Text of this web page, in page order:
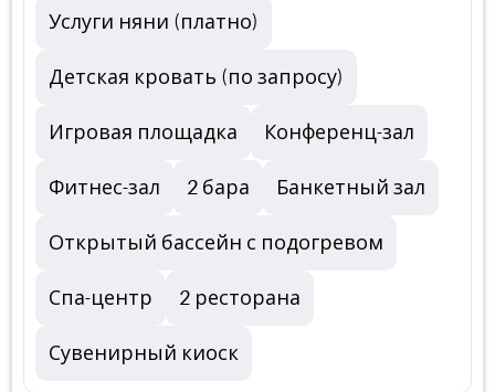
Услуги няни (платно)
Детская кровать (по запросу)
Игровая площадка Конференц-зал
Фитнес-зал 2 бара Банкетный зал
Открытый бассейн с подогревом
Спа-центр 2 ресторана
Сувенирный киоск